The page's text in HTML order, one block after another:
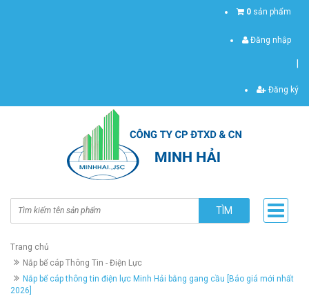
0 sản phẩm
Đăng nhập
Đăng ký
TÌM
Trang chủ
Nắp bể cáp Thông Tin - Điện Lực
Nắp bể cáp thông tin điện lực Minh Hải bằng gang cầu [Báo giá mới nhất
2026]